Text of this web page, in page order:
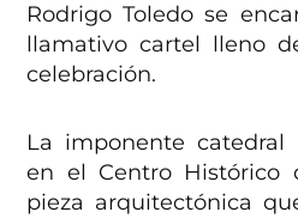
Rodrigo Toledo se
llamativo cartel lleno
celebración.
La imponente catedral
en el Centro Histórico
pieza arquitectónica